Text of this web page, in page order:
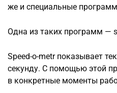
же и специальные
Одна из таких программ —
Speed-o-metr показывает
секунду. С помощью этой
в конкретные моменты